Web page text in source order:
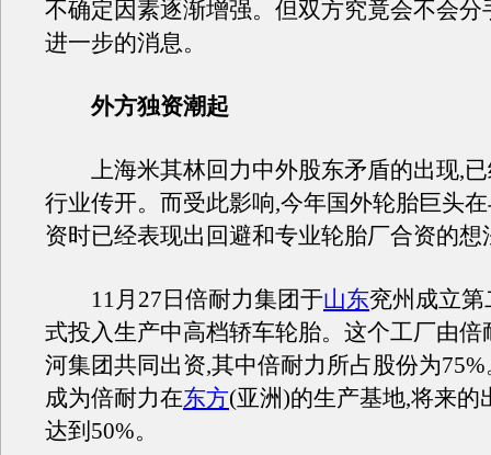
不确定因素逐渐增强。但双方究竟会不会分
进一步的消息。
外方独资潮起
上海米其林回力中外股东矛盾的出现,已
行业传开。而受此影响,今年国外轮胎巨头
资时已经表现出回避和专业轮胎厂合资的想
11月27日倍耐力集团于山东兖州成立
式投入生产中高档轿车轮胎。这个工厂由倍
河集团共同出资,其中倍耐力所占股份为
成为倍耐力在东方(亚洲)的生产基地,将来的
达到50%。